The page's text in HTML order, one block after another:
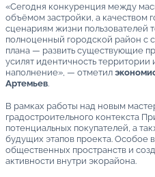
«Сегодня конкуренция между
объёмом застройки, а качеством
сценариям жизни пользователей
полноценный городской район с
плана — развить существующие
усилят идентичность территории
наполнение», — отметил
Артемьев.
В рамках работы над новым
градостроительного контекста
потенциальных покупателей, а
будущих этапов проекта.
общественных пространств и
активности внутри экорайона.